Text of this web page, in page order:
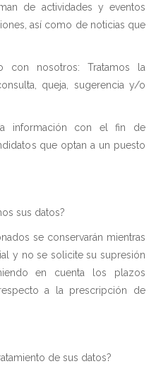
de actividades y eventos
así como de noticias que
con nosotros: Tratamos la
queja, sugerencia y/o
información con el fin de
que optan a un puesto
sus datos?
se conservarán mientras
y no se solicite su supresión
en cuenta los plazos
a la prescripción de
de sus datos?